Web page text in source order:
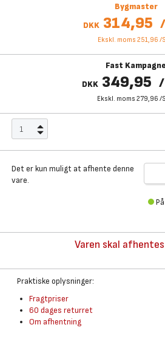
Bygmaster
DKK 314,95 /
Ekskl. moms 251,96 /
Fast
DKK 349,95 /
Ekskl. moms 279,96 /
Det er kun muligt at afhente denne
vare.
Varen skal
Praktiske oplysninger:
Fragtpriser
60 dages returret
Om afhentning